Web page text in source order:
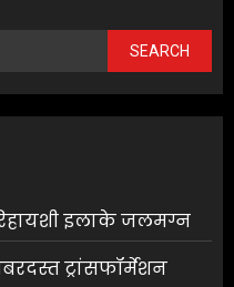
SEARCH
इलाके जलमग्न
ट्रांसफॉर्मेशन